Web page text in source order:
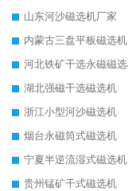
山东河沙磁选机厂家
内蒙古三盘平板磁选机
河北铁矿干选永磁磁
湖北强磁干选磁选机
浙江小型河沙磁选机
烟台永磁筒式磁选机
宁夏半逆流湿式磁选机
贵州锰矿干式磁选机